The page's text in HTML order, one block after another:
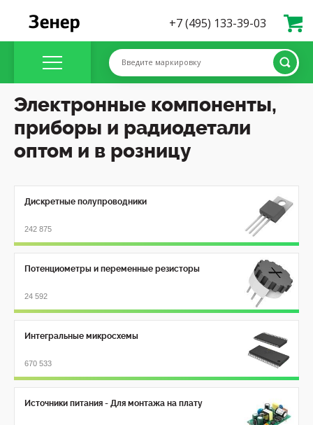
+7 (495) 133-39-03
Введите маркировку
Электронные компоненты,
приборы и радиодетали
оптом и в розницу
Дискретные полупроводники
242 875
Потенциометры и переменные резисторы
24 592
Интегральные микросхемы
670 533
Источники питания - Для монтажа на плату